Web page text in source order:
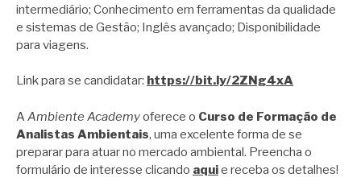
intermediário; Conhecimento em ferramentas da qualidade
e sistemas de Gestão; Inglês avançado; Disponibilidade
para viagens.
Link para se candidatar: https://bit.ly/2ZNg4xA
AAmbiente Academyoferece o Curso de Formação de
Analistas Ambientais, uma excelente forma de se
preparar para atuar no mercado ambiental. Preencha o
formulário de interesse clicando aquie receba os detalhes!